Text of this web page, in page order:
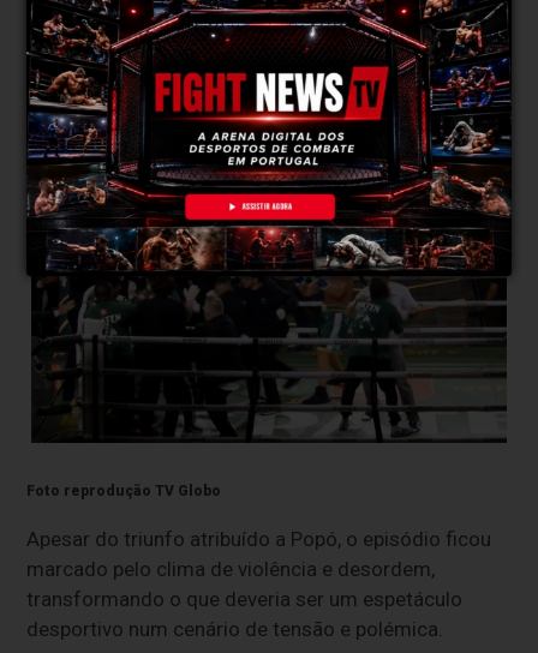
maca e transportado para o Hospital São Luiz, na
zona sul de São Paulo, onde recebeu assistência por
precaução. De acordo com a sua equipa, o lutador
recuperou a consciência ainda antes de abandonar a
arena.
Foto reprodução TV Globo
Apesar do triunfo atribuído a Popó, o episódio ficou
marcado pelo clima de violência e desordem,
transformando o que deveria ser um espetáculo
desportivo num cenário de tensão e polémica.